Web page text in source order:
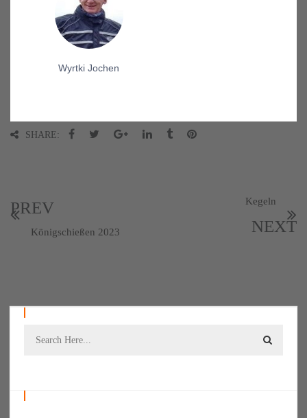
Wyrtki Jochen
SHARE:
PREV
Königschießen 2023
Kegeln
NEXT